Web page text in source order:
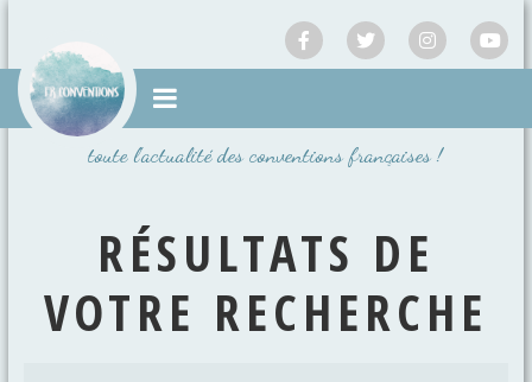
contenu
toute l'actualité des conventions françaises !
RÉSULTATS DE
VOTRE RECHERCHE